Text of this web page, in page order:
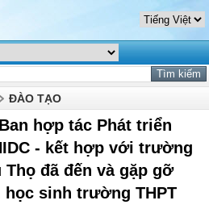
ĐÀO TẠO
hợp tác Phát triển
- kết hợp với trường
Thọ đã đến và gặp gỡ
sinh trường THPT